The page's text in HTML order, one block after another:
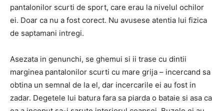
pantalonilor scurti de sport, care erau la nivelul ochilor
ei. Doar ca nu a fost corect. Nu avusese atentia lui fizica
de saptamani intregi.
Asezata in genunchi, se ghemui si ii trase cu dintii
marginea pantalonilor scurti cu mare grija – incercand sa
obtina un semnal de la el, dar incercarile ei au fost in
zadar. Degetele lui batura fara sa piarda o bataie si asa ca